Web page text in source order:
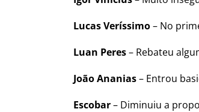
Lucas Veríssimo– No
Luan Peres– Rebateu
João Ananias– Entrou
Escobar– Diminuiu a